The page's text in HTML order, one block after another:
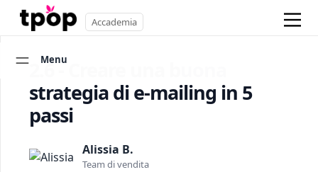
Accademia
Menu
2.6 - Creare una buona
strategia di e-mailing in 5
passi
Alissia B.
Team di vendita